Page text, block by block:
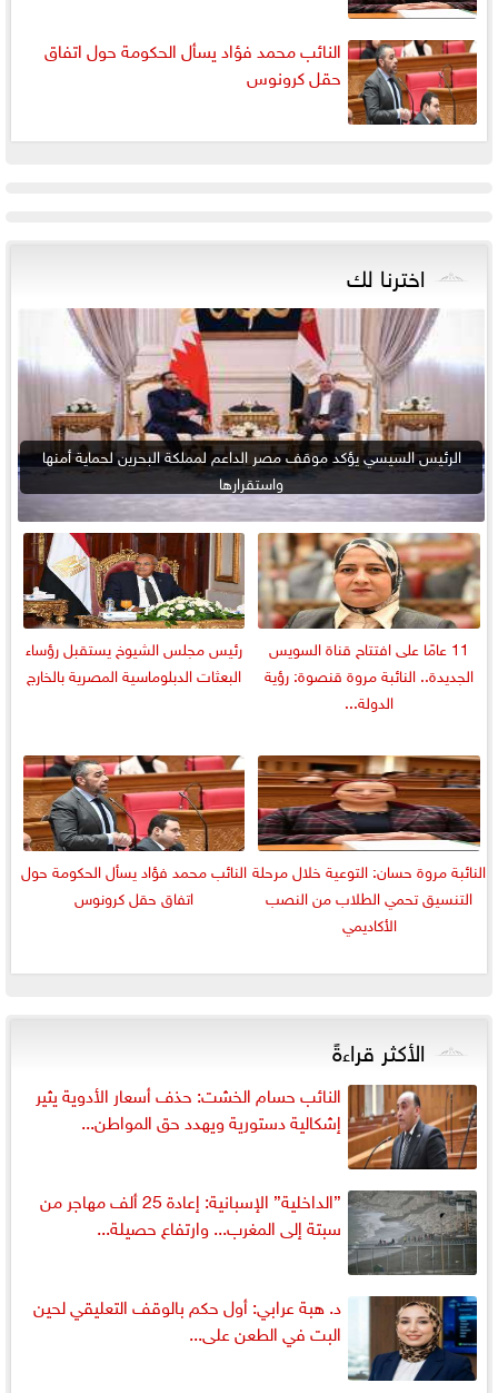
النائب محمد فؤاد يسأل الحكومة حول اتفاق
حقل كرونوس
اخترنا لك
الرئيس السيسي يؤكد موقف مصر الداعم لمملكة البحرين لحماية أمنها
واستقرارها
11 عامًا على افتتاح قناة السويس
الجديدة.. النائبة مروة قنصوة: رؤية
الدولة...
رئيس مجلس الشيوخ يستقبل رؤساء
البعثات الدبلوماسية المصرية بالخارج
النائبة مروة حسان: التوعية خلال مرحلة
التنسيق تحمي الطلاب من النصب
الأكاديمي
النائب محمد فؤاد يسأل الحكومة حول
اتفاق حقل كرونوس
الأكثر قراءةً
النائب حسام الخشت: حذف أسعار الأدوية يثير
إشكالية دستورية ويهدد حق المواطن...
”الداخلية” الإسبانية: إعادة 25 ألف مهاجر من
سبتة إلى المغرب... وارتفاع حصيلة...
د. هبة عرابي: أول حكم بالوقف التعليقي لحين
البت في الطعن على...